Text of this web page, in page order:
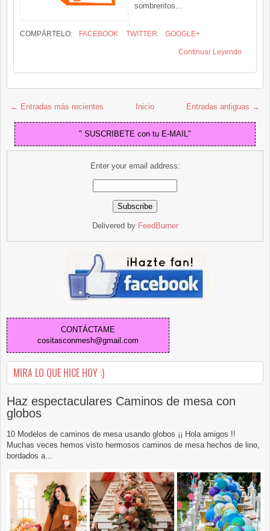
sombreritos...
COMPÁRTELO: FACEBOOK TWITTER GOOGLE+
Continuar Leyendo
← Entradas más recientes Entradas antiguas →
Inicio
" SUSCRIBETE con tu E-MAIL"
Enter your email address:
Delivered by FeedBurner
CONTÁCTAME
cositasconmesh@gmail.com
MIRA LO QUE HICE HOY :)
Haz espectaculares Caminos de mesa con
globos
10 Modelos de caminos de mesa usando globos ¡¡ Hola amigos !!
Muchas veces hemos visto hermosos caminos de mesa hechos de lino,
bordados a...